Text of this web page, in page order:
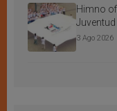
Himno
3 Ago 2026